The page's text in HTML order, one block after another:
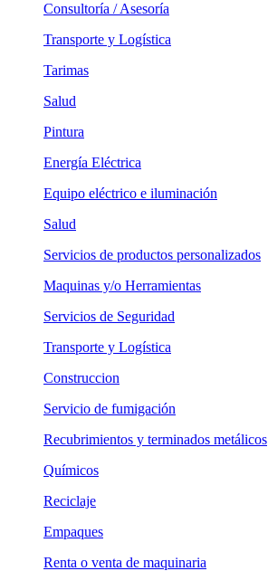
Consultoría / Asesoría
Transporte y Logística
Tarimas
Salud
Pintura
Energía Eléctrica
Equipo eléctrico e iluminación
Salud
Servicios de productos personalizados
Maquinas y/o Herramientas
Servicios de Seguridad
Transporte y Logística
Construccion
Servicio de fumigación
Recubrimientos y terminados metálicos
Químicos
Reciclaje
Empaques
Renta o venta de maquinaria